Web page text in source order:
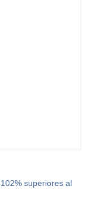
superiores al